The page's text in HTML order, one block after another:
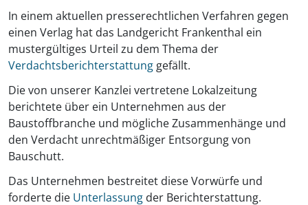
In einem aktuellen presserechtlichen Verfahren gegen
einen Verlag hat das Landgericht Frankenthal ein
mustergültiges Urteil zu dem Thema der
Verdachtsberichterstattung gefällt.
Die von unserer Kanzlei vertretene Lokalzeitung
berichtete über ein Unternehmen aus der
Baustoffbranche und mögliche Zusammenhänge und
den Verdacht unrechtmäßiger Entsorgung von
Bauschutt.
Das Unternehmen bestreitet diese Vorwürfe und
forderte die Unterlassung der Berichterstattung.